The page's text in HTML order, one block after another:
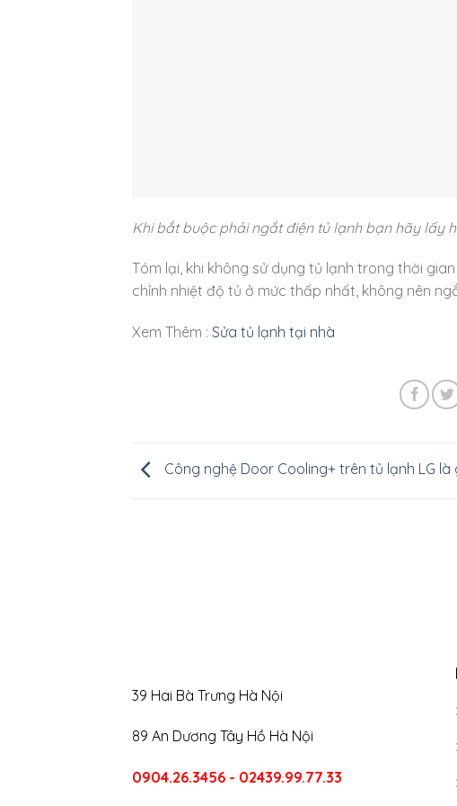
Khi bắt buộc phải ngắt điện tủ lạnh bạn hãy lấy
Tóm lại, khi không sử dụng tủ lạnh trong thời
chỉnh nhiệt độ tủ ở mức thấp nhất, không nên
Xem Thêm : Sửa tủ lạnh tại nhà
Công nghệ Door Cooling+ trên tủ lạnh LG là
39 Hai Bà Trưng Hà Nội
89 An Dương Tây Hồ Hà Nội
0904.26.3456 - 02439.99.77.33